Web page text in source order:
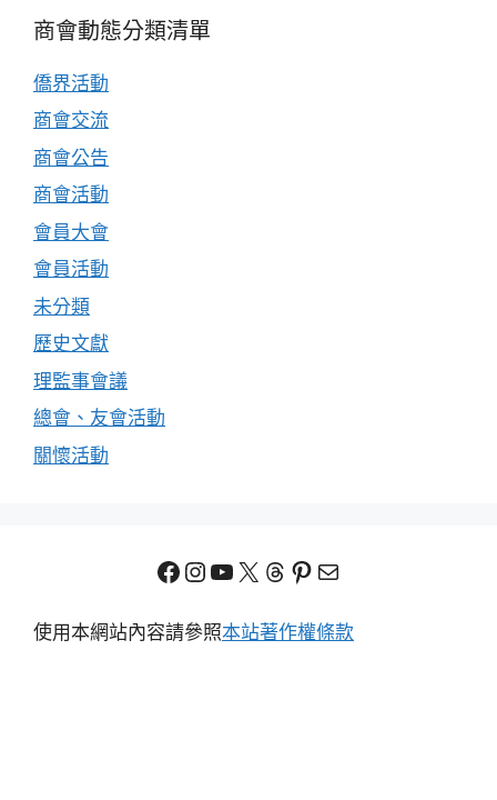
商會動態分類清單
僑界活動
商會交流
商會公告
商會活動
會員大會
會員活動
未分類
歷史文獻
理監事會議
總會、友會活動
關懷活動
Facebook
Instagram
YouTube
X Threads
Pinterest
電子郵件
使用本網站內容請參照本站著作權條款